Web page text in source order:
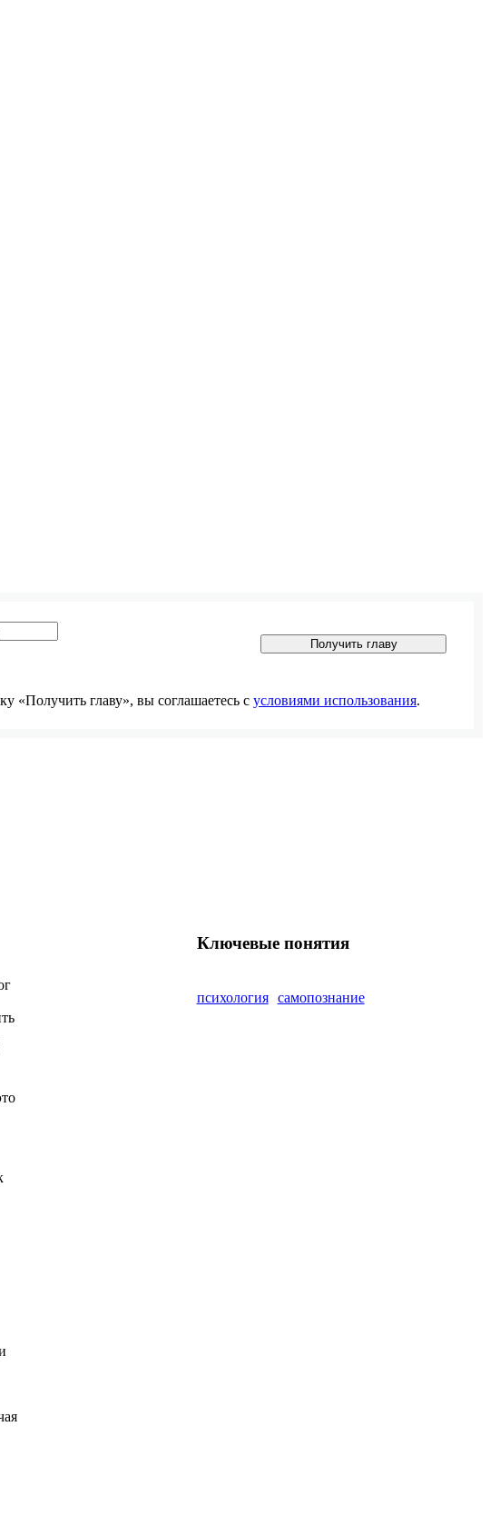
Ключевые понятия
психология самопознание
Получить главу
«Получить главу», вы соглашаетесь с условиями использования.